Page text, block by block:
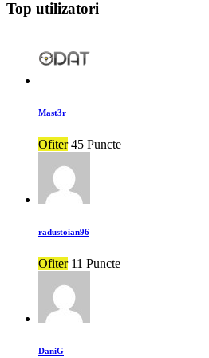
Top utilizatori
Mast3r
Ofiter 45 Puncte
radustoian96
Ofiter 11 Puncte
DaniG